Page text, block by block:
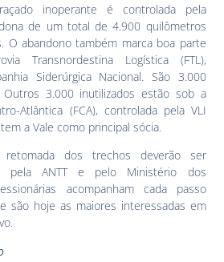
inoperante é controlada pela
de um total de 4.900 quilômetros
O abandono também marca boa parte
Transnordestina Logística (FTL),
Siderúrgica Nacional. São 3.000
3.000 inutilizados estão sob a
Atlântica (FCA), controlada pela VLI
a Vale como principal sócia.
dos trechos deverão ser
pela ANTT e pelo Ministério dos
acompanham cada passo
são hoje as maiores interessadas em